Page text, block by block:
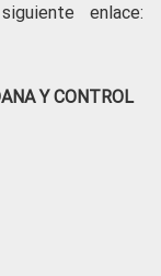
enlace:
Y CONTROL